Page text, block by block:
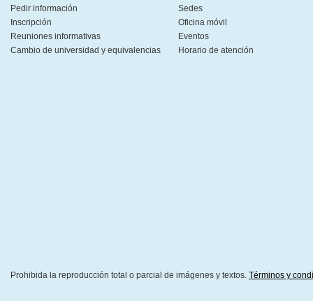
Pedir información
Inscripción
Reuniones informativas
Cambio de universidad y equivalencias
Sedes
Oficina móvil
Eventos
Horario de atención
Prohibida la reproducción total o parcial de imágenes y textos. Términos y